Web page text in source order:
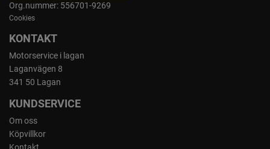
Org.nummer: 556701-9269
Cookies
KONTAKT
Motorservice i lagan
Laganvägen 8
341 50 Lagan
KUNDSERVICE
Om oss
Köpvillkor